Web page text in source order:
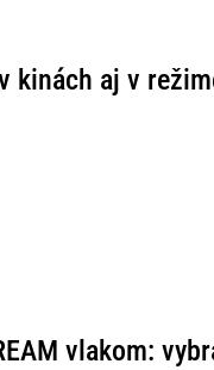
kinách aj v
vlakom: